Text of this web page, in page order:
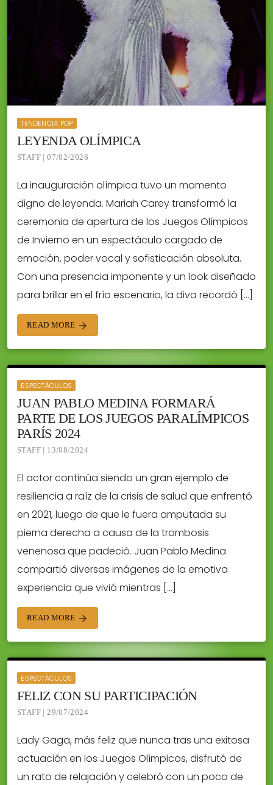
TENDENCIA POP
LEYENDA OLÍMPICA
STAFF | 07/02/2026
La inauguración olímpica tuvo un momento
digno de leyenda. Mariah Carey transformó la
ceremonia de apertura de los Juegos Olímpicos
de Invierno en un espectáculo cargado de
emoción, poder vocal y sofisticación absoluta.
Con una presencia imponente y un look diseñado
para brillar en el frío escenario, la diva recordó […]
READ MORE arrow_forward
ESPECTÁCULOS
JUAN PABLO MEDINA FORMARÁ
PARTE DE LOS JUEGOS PARALÍMPICOS
PARÍS 2024
STAFF | 13/08/2024
El actor continúa siendo un gran ejemplo de
resiliencia a raíz de la crisis de salud que enfrentó
en 2021, luego de que le fuera amputada su
pierna derecha a causa de la trombosis
venenosa que padeció. Juan Pablo Medina
compartió diversas imágenes de la emotiva
experiencia que vivió mientras […]
READ MORE arrow_forward
ESPECTÁCULOS
FELIZ CON SU PARTICIPACIÓN
STAFF | 29/07/2024
Lady Gaga, más feliz que nunca tras una exitosa
actuación en los Juegos Olímpicos, disfrutó de
un rato de relajación y celebró con un poco de